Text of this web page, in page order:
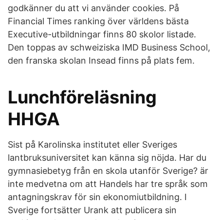
godkänner du att vi använder cookies. På
Financial Times ranking över världens bästa
Executive-utbildningar finns 80 skolor listade.
Den toppas av schweiziska IMD Business School,
den franska skolan Insead finns på plats fem.
Lunchföreläsning
HHGA
Sist på Karolinska institutet eller Sveriges
lantbruksuniversitet kan känna sig nöjda. Har du
gymnasiebetyg från en skola utanför Sverige? är
inte medvetna om att Handels har tre språk som
antagningskrav för sin ekonomiutbildning. I
Sverige fortsätter Urank att publicera sin